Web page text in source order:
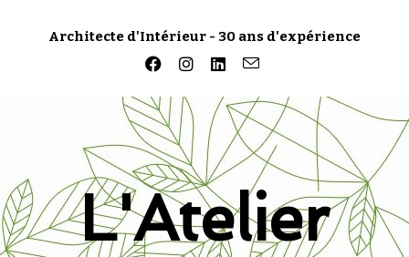
Architecte d'Intérieur - 30 ans d'expérience
L'Atelier